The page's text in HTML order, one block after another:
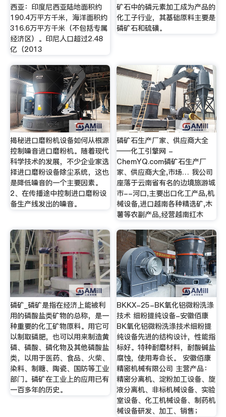
西亚：印度尼西亚陆地面积约
190.4万平方千米，海洋面积约
316.6万平方千米（不包括专属
经济区）。印尼人口超过2.48
亿（2013
矿石中的磷元素加工成为产品的
化工子行业，其基础原料主要是
磷矿石和硫磺。
揭秘进口磨粉机设备如何从根源
控制噪音进口磨粉机。随着现代
科学技术的发展，不少企业家选
择进口磨粉设备除尘系统，这也
是降低噪音的一个主要因素。
2、在传播途中控制进口磨粉设
备生产线发出的噪音。
磷矿石生产厂家、供应商大全
——化工引擎网 -
ChemYQ.com磷矿石生产厂
家、供应商大全,市场… 我公司
座落于云南省有名的边境旅游城
市--河口,主要出口化工产品,机
械设备,进口越南各种精选矿,木
薯等农副产品,经营越南红木
磷矿_磷矿是指在经济上能被利
用的磷酸盐类矿物的总称，是一
种重要的化工矿物原料。用它可
以制取磷肥，也可以用来制造黄
磷、磷酸、磷化物及其他磷酸盐
类，以用于医药、食品、火柴、
染料、制糖、陶瓷、国防等工业
部门。磷矿在工业上的应用已有
一百多年的历史。
BKKX-25-BK氧化铝微粉洗涤
技术 细粉提纯设备-安徽佰康
BK氧化铝微粉洗涤技术细粉提
纯设备先进的结构设计，性能指
标好。特种耐磨材料，耐酸碱盐
腐蚀，使用寿命长。 安徽佰康
精密机械有限公司 主营产品：
精密分离机、淀粉加工设备、旋
液分离机、非标机械设备、实验
室设备、化工机械设备、制药机
械设备研发、加工、销售；